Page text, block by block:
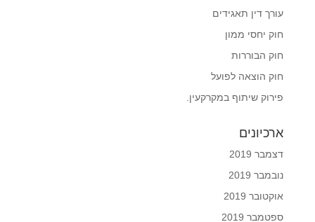
עורך דין תאגידים
חוק יחסי ממון
חוק הבוררות
חוק הוצאה לפועל
פירוק שיתוף במקרקעין.
ארכיונים
דצמבר 2019
נובמבר 2019
אוקטובר 2019
ספטמבר 2019